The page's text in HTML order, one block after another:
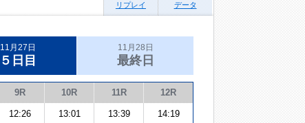
リプレイ
データ
11月27日
５日目
11月28日
最終日
9R 10R 11R 12R
12:26 13:01 13:39 14:19